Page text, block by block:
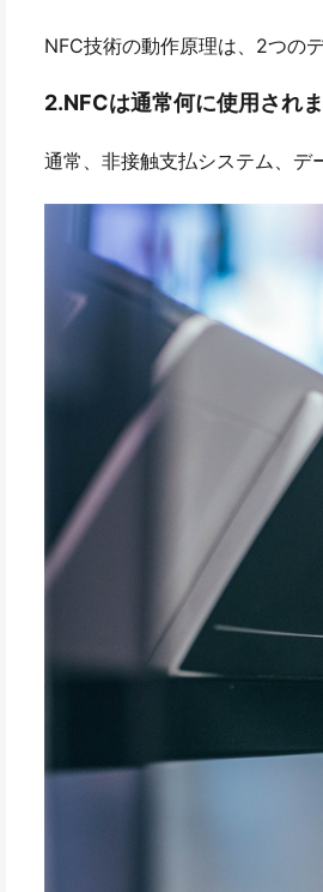
NFC技術の動作原理は、2つの
2.NFCは通常何に使用されま
通常、非接触支払システム、デ